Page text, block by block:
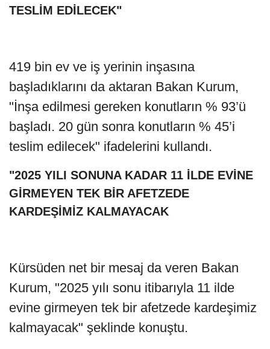
TESLİM EDİLECEK"
419 bin ev ve iş yerinin inşasına
başladıklarını da aktaran Bakan Kurum,
"İnşa edilmesi gereken konutların % 93’ü
başladı. 20 gün sonra konutların % 45’i
teslim edilecek" ifadelerini kullandı.
"2025 YILI SONUNA KADAR 11 İLDE EVİNE
GİRMEYEN TEK BİR AFETZEDE
KARDEŞİMİZ KALMAYACAK
Kürsüden net bir mesaj da veren Bakan
Kurum, "2025 yılı sonu itibarıyla 11 ilde
evine girmeyen tek bir afetzede kardeşimiz
kalmayacak" şeklinde konuştu.